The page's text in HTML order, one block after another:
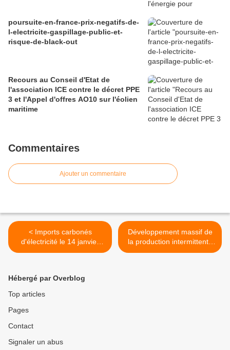
poursuite-en-france-prix-negatifs-de-
l-electricite-gaspillage-public-et-
risque-de-black-out
Recours au Conseil d'Etat de
l'association ICE contre le décret PPE
3 et l'Appel d'offres AO10 sur l'éolien
maritime
Commentaires
Ajouter un commentaire
< Imports carbonés
d'électricité le 14 janvier
2025
Développement massif de
la production intermittente
d’électricité : ves une
Hébergé par Overblog
Top articles
Pages
Contact
Signaler un abus